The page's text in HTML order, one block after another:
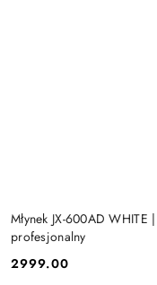
Młynek JX-600AD
profesjonalny
Cena:
2999.00